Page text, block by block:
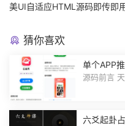
美UI自适应HTML源码即传即
猜你喜欢
单个APP
应用下载
源码前言
六爻起卦